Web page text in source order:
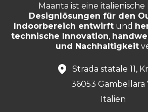
Maanta ist eine italienische
Designlösungen für den
Indoorbereich entwirftund
technische Innovation,
und Nachhaltigkeit
Strada statale 11,
36053 Gambellara
Italien